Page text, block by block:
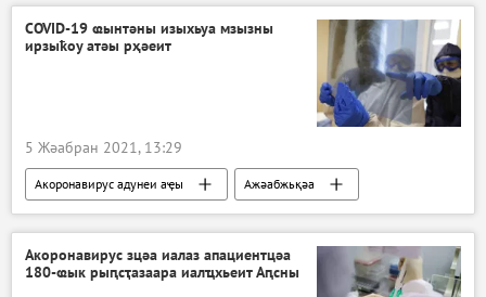
COVID-19 ҩынтәны изыхьуа мзызны
ирзыҟоу атәы рҳәеит
5 Жәабран 2021, 13:29
Акоронавирус адунеи аҿы Ажәабжьқәа
Акоронавирус зцәа иалаз апациентцәа
180-ҩык рыԥсҭазаара иалҵхьеит Аԥсны